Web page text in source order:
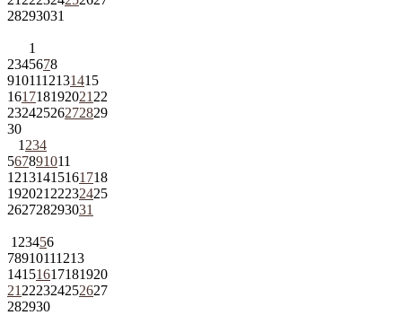
28293031
1
2345678
9101112131415
161718192021 22
23242526272829
30
1 234
567891011
12131415161718
192021 22232425
262728293031
1 23456
78910111213
14151617181920
21 222324252627
282930